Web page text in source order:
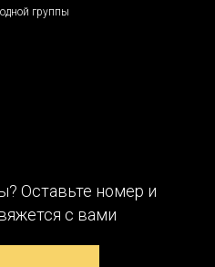
группы
Оставьте номер и
с вами